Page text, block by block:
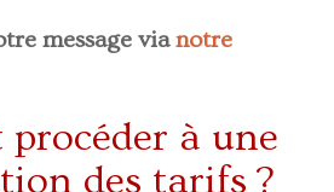
message vianotre
à une
des tarifs ?